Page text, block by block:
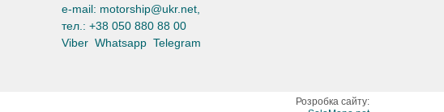
e-mail: motorship@ukr.net
тел.: +38 050 880 88 00
Viber Whatsapp Telegram
Розробка сайту: